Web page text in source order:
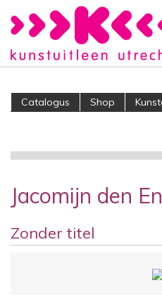
Catalogus Shop
Jacomijn den
Zonder titel